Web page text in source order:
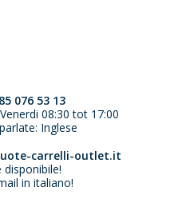
076 53 13
08:30 tot 17:00
Inglese
carrelli-outlet.it
disponibile!
in italiano!